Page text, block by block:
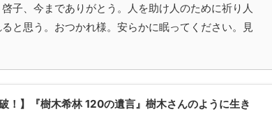
子、今までありがとう。人を助け人のために祈り人
と思う。おつかれ様。安らかに眠ってください。見
！】『樹木希林 120の遺言』樹木さんのように生き